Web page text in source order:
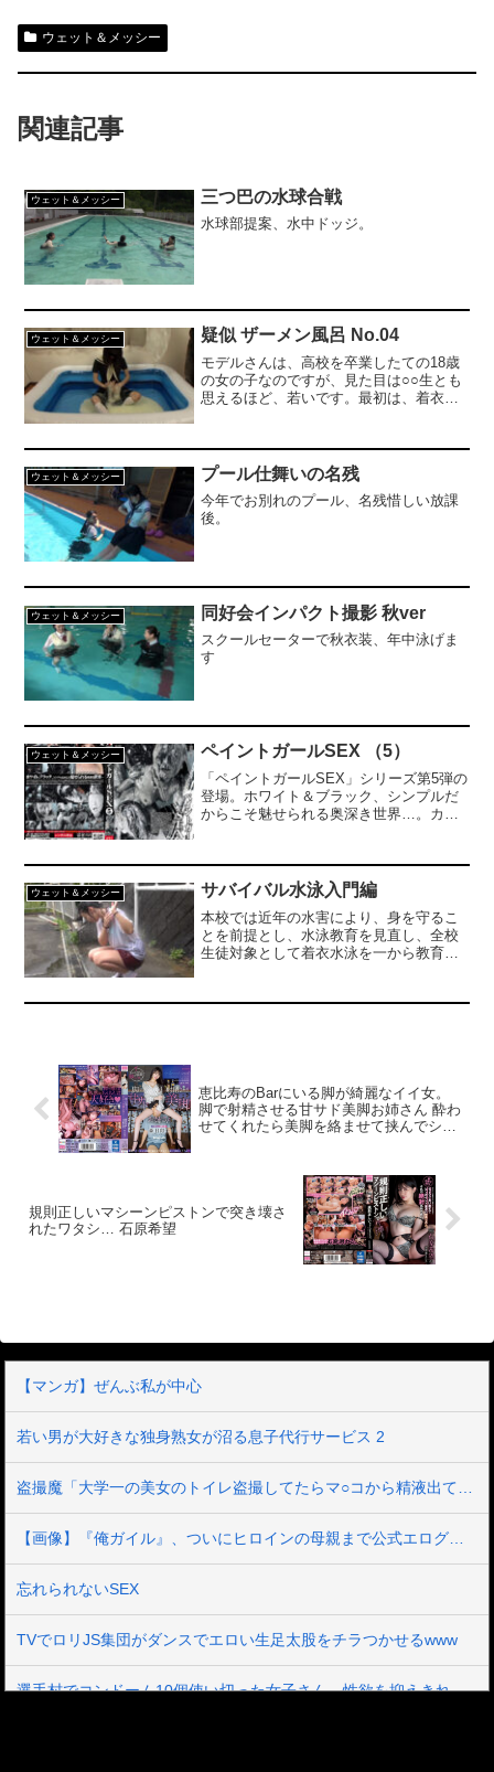
ウェット＆メッシー
関連記事
ウェット＆メッシー 三つ巴の水球合戦
水球部提案、水中ドッジ。
ウェット＆メッシー 疑似 ザーメン風呂 No.04
モデルさんは、高校を卒業したての18歳
の女の子なのですが、見た目は○○生とも
思えるほど、若いです。最初は、着衣の
す。 ※本編顔出し
ウェット＆メッシー プール仕舞いの名残
今年でお別れのプール、名残惜しい放課
後。
ウェット＆メッシー 同好会インパクト撮影 秋ver
スクールセーターで秋衣装、年中泳げま
す
ウェット＆メッシー ペイントガールSEX （5）
「ペイントガールSEX」シリーズ第5弾の
登場。ホワイト＆ブラック、シンプルだ
からこそ魅せられる奥深き世界…。カラ
瞬間！！やがて色が混ざり合い…。（フ
ェティッシュワールド）
ウェット＆メッシー サバイバル水泳入門編
本校では近年の水害により、身を守るこ
とを前提とし、水泳教育を見直し、全校
生徒対象として着衣水泳を一から教育す
ます。
恵比寿のBarにいる脚が綺麗なイイ女。
脚で射精させる甘サド美脚お姉さん 酔わ
せてくれたら美脚を絡ませて挟んでシゴ
規則正しいマシーンピストンで突き壊さ
れたワタシ… 石原希望
【マンガ】ぜんぶ私が中心
若い男が大好きな独身熟女が沼る息子代行サービス 2
忘れられないSEX
TVでロリJS集団がダンスでエロい生足太股をチラつかせるwww
選手村でコンドーム10個使い切った女子さん、性欲を抑えきれず遂にAVデビューしてしまうｗｗ